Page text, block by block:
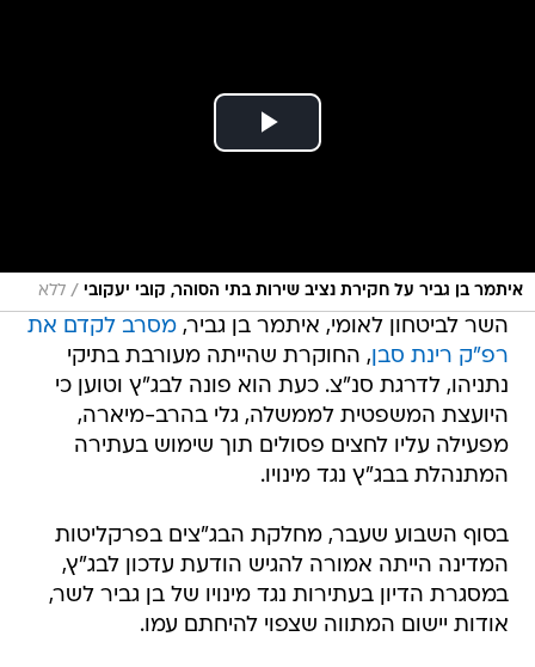
איתמר בן גביר על חקירת נציב שירות בתי הסוהר, קובי יעקובי / ללא
השר לביטחון לאומי, איתמר בן גביר,מסרב לקדם את
רפ"ק רינת סבן, החוקרת שהייתה מעורבת בתיקי
נתניהו, לדרגת סנ"צ. כעת הוא פונה לבג"ץ וטוען כי
היועצת המשפטית לממשלה, גלי בהרב-מיארה,
מפעילה עליו לחצים פסולים תוך שימוש בעתירה
המתנהלת בבג"ץ נגד מינויו.
בסוף השבוע שעבר, מחלקת הבג"צים בפרקליטות
המדינה הייתה אמורה להגיש הודעת עדכון לבג"ץ,
במסגרת הדיון בעתירות נגד מינויו של בן גביר לשר,
אודות יישום המתווה שצפוי להיחתם עמו.